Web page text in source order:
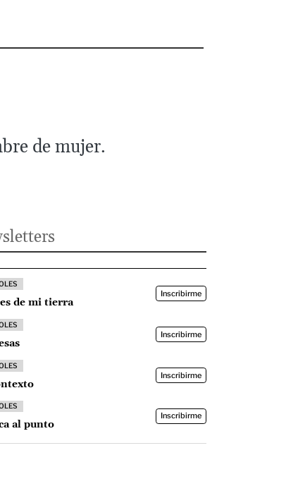
de mujer.
de mi tierra
Inscribirme
Inscribirme
Inscribirme
al punto
Inscribirme